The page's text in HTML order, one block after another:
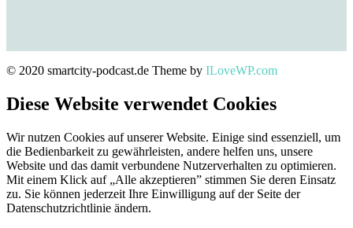
© 2020 smartcity-podcast.de Theme by ILoveWP.com
Diese Website verwendet Cookies
Wir nutzen Cookies auf unserer Website. Einige sind essenziell, um
die Bedienbarkeit zu gewährleisten, andere helfen uns, unsere
Website und das damit verbundene Nutzerverhalten zu optimieren.
Mit einem Klick auf „Alle akzeptieren” stimmen Sie deren Einsatz
zu. Sie können jederzeit Ihre Einwilligung auf der Seite der
Datenschutzrichtlinie ändern.